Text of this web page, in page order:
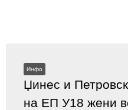
Инфо
Џинес и
на ЕП У18 жени